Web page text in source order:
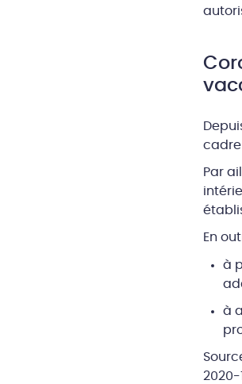
cadre
Par
En
à
à
2020-